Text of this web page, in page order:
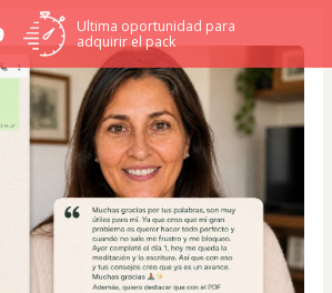
Ultima oportunidad para
adquirir el pack